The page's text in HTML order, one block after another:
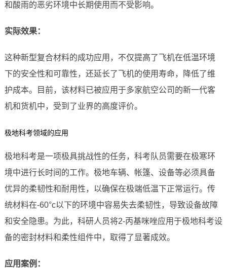
和酸雨的恶劣环境中长期使用而不受影响。
实际效果：
这种新型复合材料的成功应用，不仅提高了飞机在低温环境
下的安全性和可靠性，还延长了飞机的使用寿命，降低了维
护成本。目前，该材料已被应用于多家航空公司的新一代客
机和货机中，受到了业界的高度评价。
极地科考领域的应用
极地科考是一项极具挑战性的任务，科考队员需要在极寒环
境中进行长时间的工作。极地车辆、帐篷、设备等必须具备
优异的柔韧性和耐用性，以确保在极端低温下正常运行。传
统材料在-60°c以下的环境中容易失去柔韧性，导致设备故障
和安全隐患。为此，科研人员将2-丙基咪唑应用于极地科考设
备的密封材料和柔性组件中，取得了显著成效。
应用案例：